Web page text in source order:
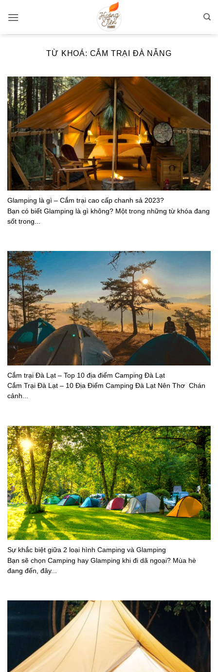
qua
TỪ KHOÁ: CẮM TRẠI ĐÀ NẴNG
Glamping là gì – Cắm trại cao cấp chanh sả 2023?
Bạn có biết Glamping là gì không? Một trong những từ khóa đang
sốt trong...
Cắm trại Đà Lạt – Top 10 địa điểm Camping Đà Lạt
Cắm Trại Đà Lạt – 10 Địa Điểm Camping Đà Lạt Nên Thơ Chán
cảnh...
Sự khắc biệt giữa 2 loại hình Camping và Glamping
Bạn sẽ chọn Camping hay Glamping khi đi dã ngoại? Mùa hè
đang đến, đây...